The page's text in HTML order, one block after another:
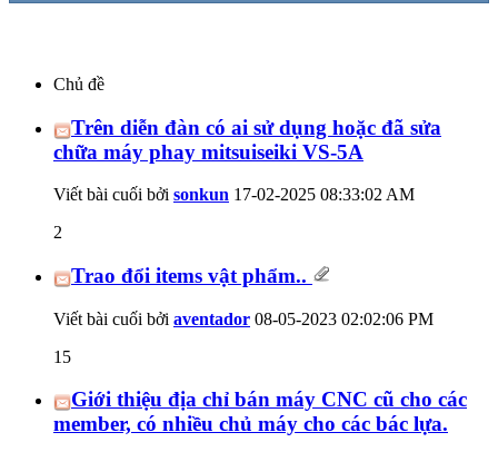
Chủ đề
Trên diễn đàn có ai sử dụng hoặc đã sửa
chữa máy phay mitsuiseiki VS-5A
Viết bài cuối bởi sonkun 17-02-2025 08:33:02 AM
2
Trao đổi items vật phẩm..
Viết bài cuối bởi aventador 08-05-2023 02:02:06 PM
15
Giới thiệu địa chỉ bán máy CNC cũ cho các
member, có nhiều chủ máy cho các bác lựa.